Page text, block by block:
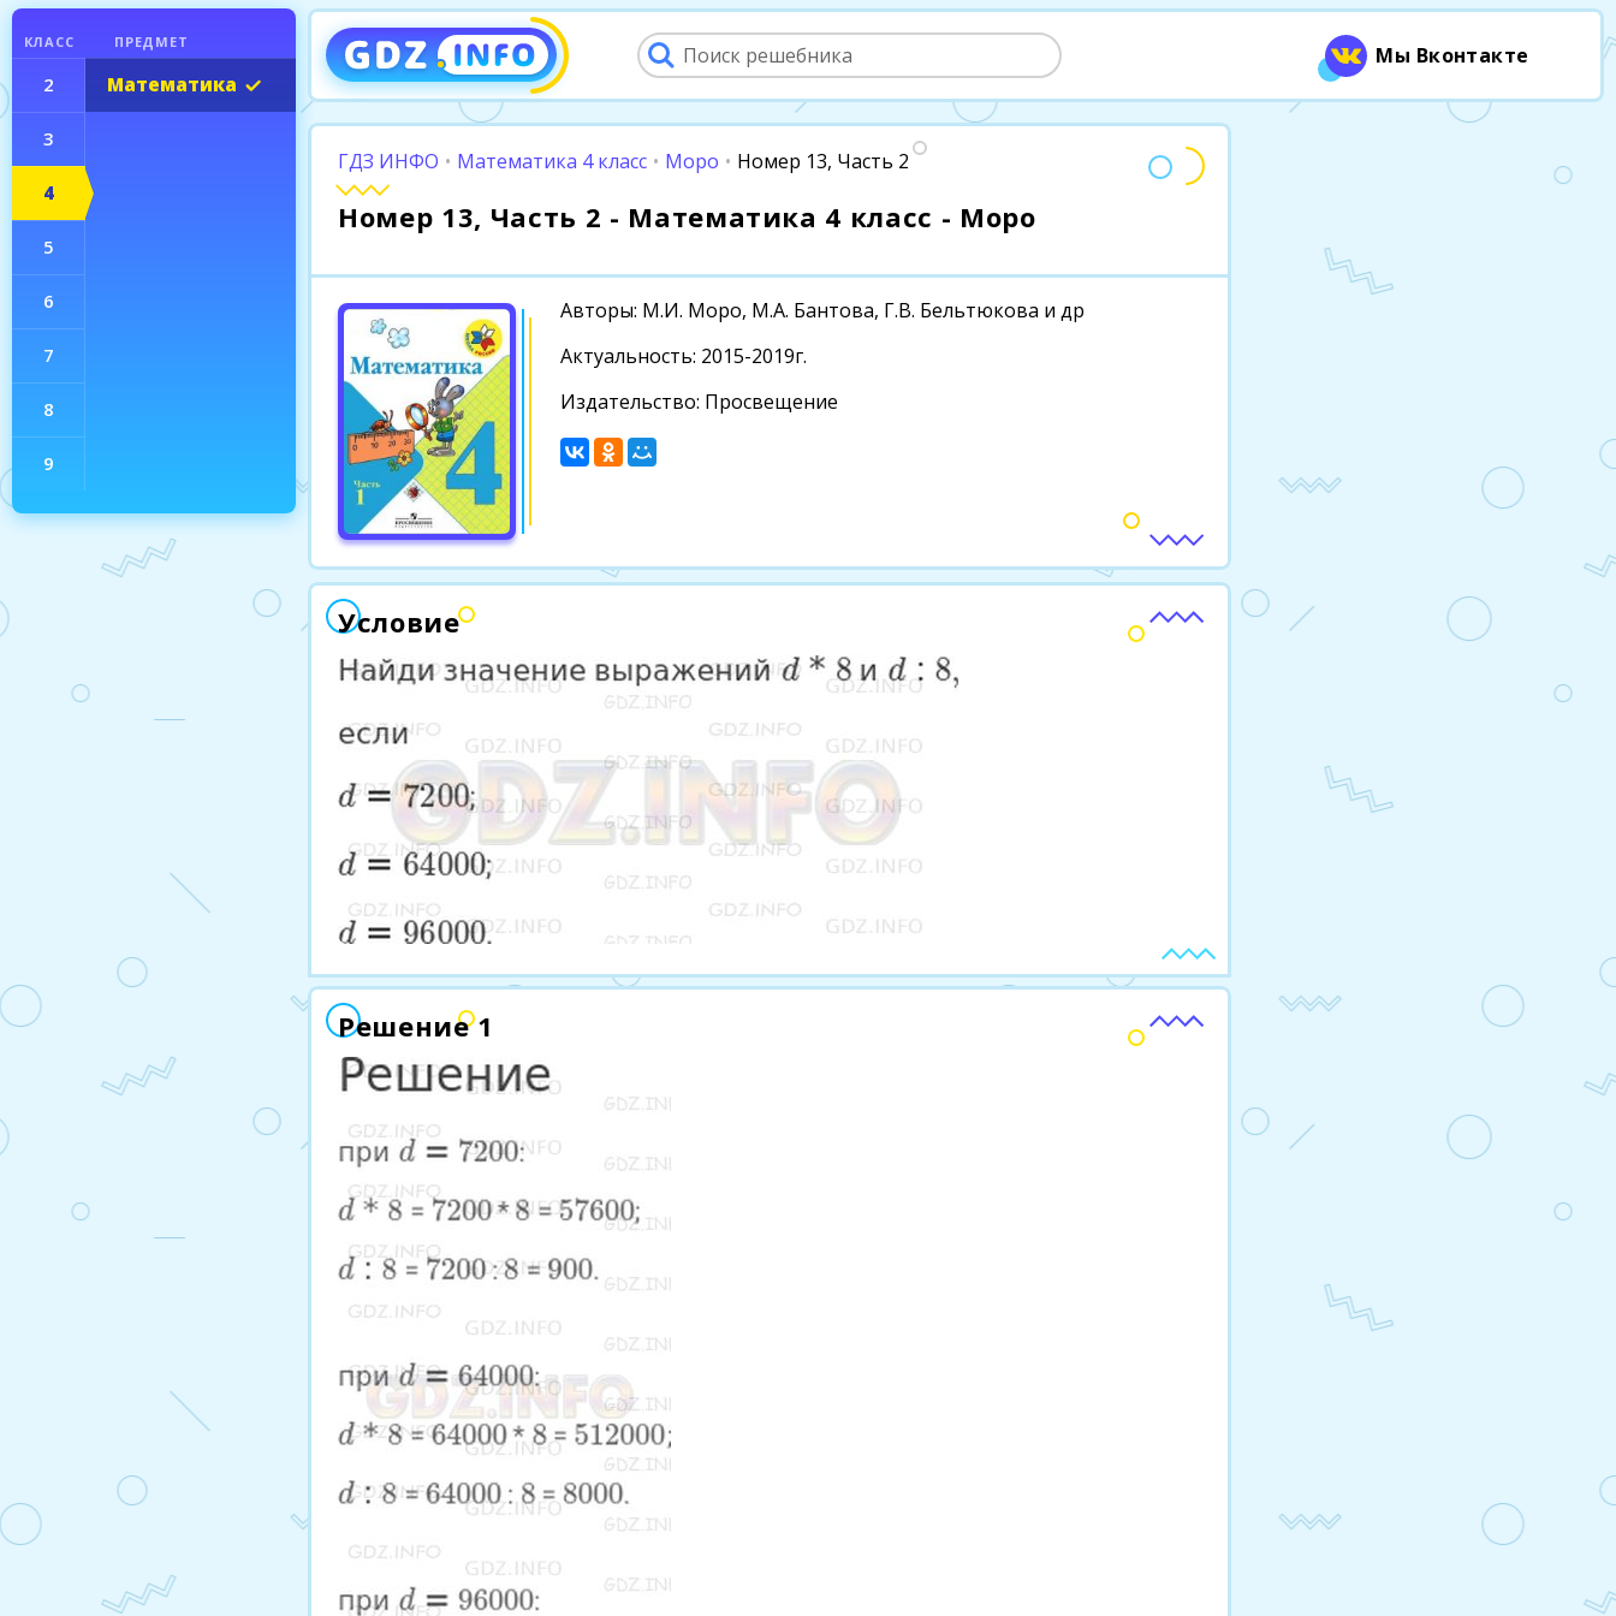
ГДЗ ИНФО • Математика 4 класс • Моро • Номер 13, Часть 2
Номер 13, Часть 2 - Математика 4 класс - Моро
Авторы: М.И. Моро, М.А. Бантова, Г.В. Бельтюкова и др
Актуальность: 2015-2019г.
Издательство: Просвещение
Условие
Решение 1
КЛАСС ПРЕДМЕТ
2
3
4
Математика
5
6
7
8
9
Мы Вконтакте